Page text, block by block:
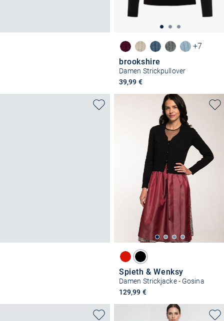
+7
brookshire
Damen Strickpullover
39,99 €
Spieth & Wenksy
Damen Strickjacke - Gosina
129,99 €